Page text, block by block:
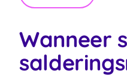
Wanneer